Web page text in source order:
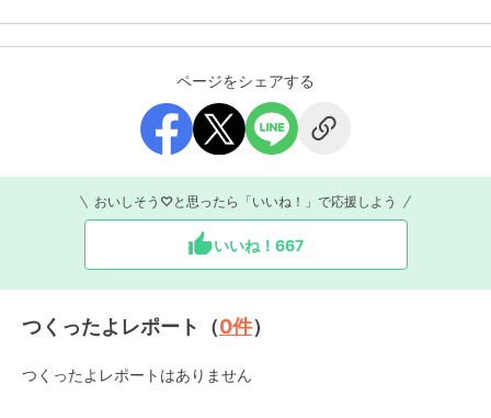
ページをシェアする
おいしそう♡と思ったら「いいね！」で応援しよう
いいね！ 667
つくったよレポート（0件）
つくったよレポートはありません